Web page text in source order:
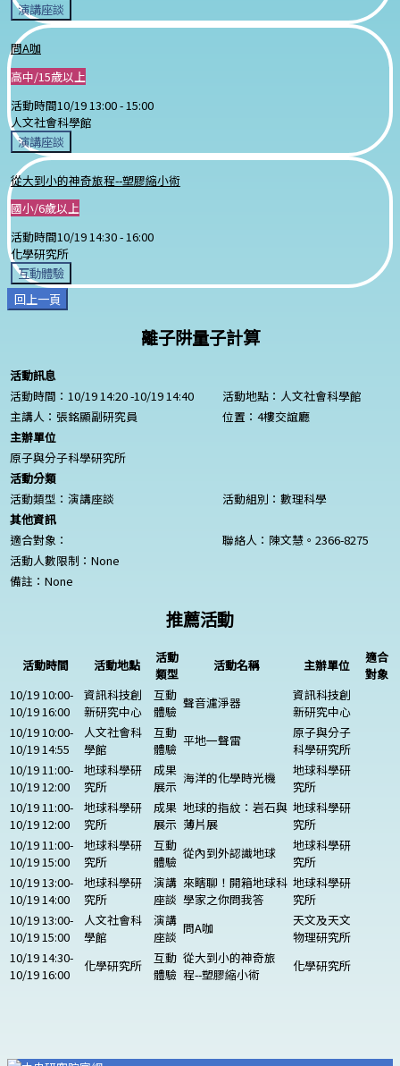
演講座談
問A咖
高中/15歲以上
活動時間10/19 13:00 - 15:00
人文社會科學館
演講座談
從大到小的神奇旅程--塑膠縮小術
國小/6歲以上
活動時間10/19 14:30 -16:00
化學研究所
互動體驗
回上一頁
離子阱量子計算
活動訊息
活動時間：10/19 14:20 -10/19 14:40
活動地點：人文社會科學館
主講人：張銘顯副研究員
位置：4樓交誼廳
主辦單位
原子與分子科學研究所
活動分類
活動類型：演講座談
活動組別：數理科學
其他資訊
適合對象：
聯絡人：陳文慧。2366-8275
活動人數限制： None
備註： None
推薦活動
活動時間 活動地點
活動
類型
活動名稱 主辦單位
適合
對象
10/19 10:00-
10/19 16:00
資訊科技創
新研究中心
互動
體驗
聲音濾淨器
資訊科技創
新研究中心
10/19 10:00-
10/19 14:55
人文社會科
學館
互動
體驗
平地一聲雷
原子與分子
科學研究所
10/19 11:00-
10/19 12:00
地球科學研
究所
成果
展示
海洋的化學時光機
地球科學研
究所
10/19 11:00-
10/19 12:00
地球科學研
究所
成果
展示
地球的指紋：岩石與
薄片展
地球科學研
究所
10/19 11:00-
10/19 15:00
地球科學研
究所
互動
體驗
從內到外認識地球
地球科學研
究所
10/19 13:00-
10/19 14:00
地球科學研
究所
演講
座談
來瞎聊！開箱地球科
學家之你問我答
地球科學研
究所
10/19 13:00-
10/19 15:00
人文社會科
學館
演講
座談
問A咖
天文及天文
物理研究所
10/19 14:30-
10/19 16:00
化學研究所
互動
體驗
從大到小的神奇旅
程--塑膠縮小術
化學研究所